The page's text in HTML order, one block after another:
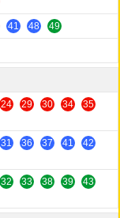
41 48 49
24 29 30 34
35
31 36 37 41
42
32 33 38 39
43